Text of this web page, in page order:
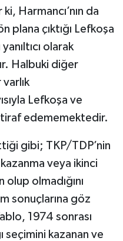
Harmancı’nın da
plana çıktığı Lefkoşa
olarak
Halbuki diğer
Lefkoşa ve
edememektedir.
gibi; TKP/TDP’nin
veya ikinci
olmadığını
sonuçlarına göz
1974 sonrası
seçimini kazanan ve